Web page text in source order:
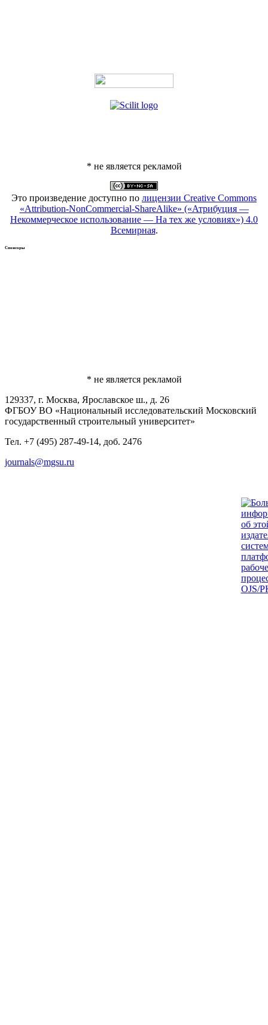
* не является рекламой
Это произведение доступно по лицензии Creative Commons
«Attribution-NonCommercial-ShareAlike» («Атрибуция —
Некоммерческое использование — На тех же условиях») 4.0
Всемирная.
Спонсоры
* не является рекламой
129337, г. Москва, Ярославское ш., д. 26
ФГБОУ ВО «Национальный исследовательский Московский
государственный строительный университет»
Тел. +7 (495) 287-49-14, доб. 2476
journals@mgsu.ru